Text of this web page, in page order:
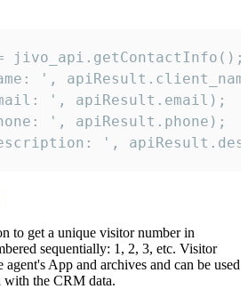
jivo_api.getContactInfo();
',
', apiResult.email);
', apiResult.phone);
',
to get a unique visitor number in
sequentially: 1, 2, 3, etc. Visitor
App and archives and can be used
with the CRM data.